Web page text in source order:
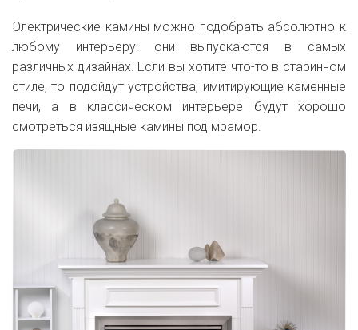
Электрические камины можно подобрать абсолютно к
любому интерьеру: они выпускаются в самых
различных дизайнах. Если вы хотите что-то в старинном
стиле, то подойдут устройства, имитирующие каменные
печи, а в классическом интерьере будут хорошо
смотреться изящные камины под мрамор.